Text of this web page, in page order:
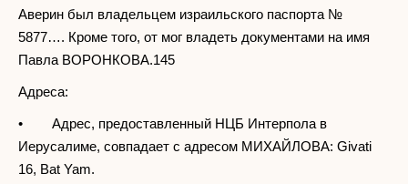
Аверин был владельцем израильского паспорта №
5877…. Кроме того, от мог владеть документами на имя
Павла ВОРОНКОВА.145
Адреса:
• Адрес, предоставленный НЦБ Интерпола в
Иерусалиме, совпадает с адресом МИХАЙЛОВА: Givati
16, Bat Yam.